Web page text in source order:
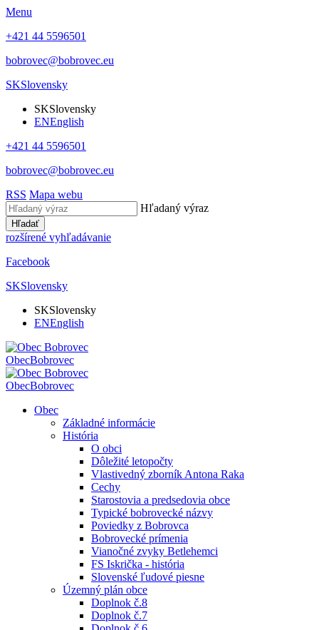
Menu
+421 44 5596501
bobrovec@bobrovec.eu
SKSlovensky
SKSlovensky
ENEnglish
+421 44 5596501
bobrovec@bobrovec.eu
RSS Mapa webu
Hľadaný výraz
Hľadať
rozšírené vyhľadávanie
Facebook
SKSlovensky
SKSlovensky
ENEnglish
ObecBobrovec
ObecBobrovec
Obec
Základné informácie
História
O obci
Dôležité letopočty
Vlastivedný zborník Antona Raka
Cechy
Starostovia a predsedovia obce
Typické bobrovecké názvy
Poviedky z Bobrovca
Bobrovecké prímenia
Vianočné zvyky Betlehemci
FS Iskrička - história
Slovenské ľudové piesne
Územný plán obce
Doplnok č.8
Doplnok č.7